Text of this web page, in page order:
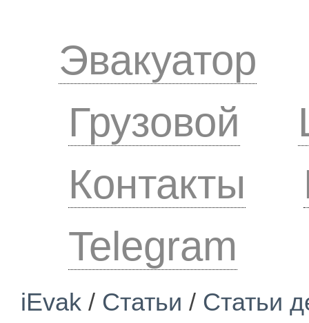
Эвакуатор
Грузовой
Контакты
Telegram
iEvak / Статьи / Статьи